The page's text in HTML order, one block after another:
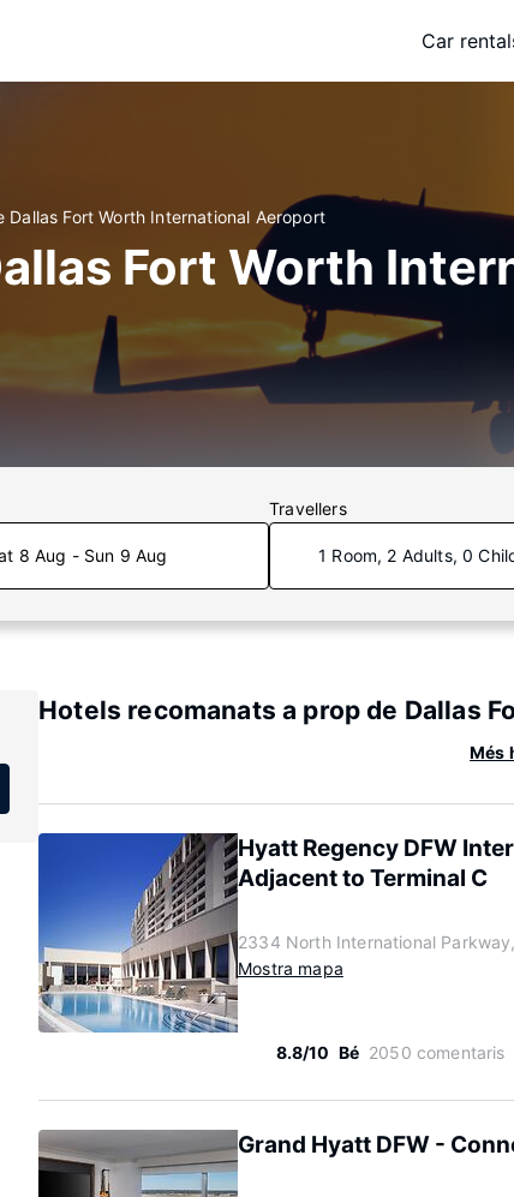
Car
Dallas Fort Worth International Aeroport
Fort Worth
8 Aug - Sun 9 Aug
Travellers
1 Room, 2 Adults, 0
Hotels recomanats a prop de Dallas
Més
Hyatt Regency DFW
Adjacent to Terminal C
2334 North International
Mostra mapa
8.8/10 Bé 2050 comentaris
Grand Hyatt DFW -